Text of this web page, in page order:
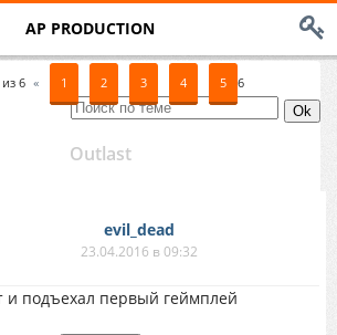
AP PRODUCTION
из 6 « 1 2 3 4 5 6
Outlast
evil_dead
23.04.2016 в 09:32
и подъехал первый геймплей